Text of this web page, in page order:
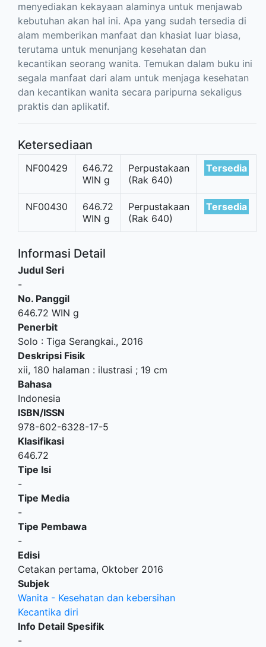
menyediakan kekayaan alaminya untuk menjawab
kebutuhan akan hal ini. Apa yang sudah tersedia di
alam memberikan manfaat dan khasiat luar biasa,
terutama untuk menunjang kesehatan dan
kecantikan seorang wanita. Temukan dalam buku ini
segala manfaat dari alam untuk menjaga kesehatan
dan kecantikan wanita secara paripurna sekaligus
praktis dan aplikatif.
Ketersediaan
NF00429
646.72
WIN g
Perpustakaan
(Rak 640)
Tersedia
NF00430
646.72
WIN g
Perpustakaan
(Rak 640)
Tersedia
Informasi Detail
Judul Seri
-
No. Panggil
646.72 WIN g
Penerbit
Solo : Tiga Serangkai., 2016
Deskripsi Fisik
xii, 180 halaman : ilustrasi ; 19 cm
Bahasa
Indonesia
ISBN/ISSN
978-602-6328-17-5
Klasifikasi
646.72
Tipe Isi
-
Tipe Media
-
Tipe Pembawa
-
Edisi
Cetakan pertama, Oktober 2016
Subjek
Wanita - Kesehatan dan kebersihan
Kecantika diri
Info Detail Spesifik
-